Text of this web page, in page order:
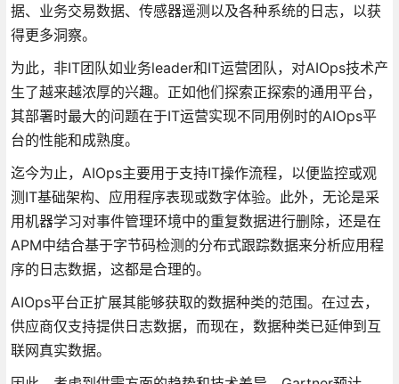
据、业务交易数据、传感器遥测以及各种系统的日志，以获
得更多洞察。
为此，非IT团队如业务leader和IT运营团队，对AIOps技术产
生了越来越浓厚的兴趣。正如他们探索正探索的通用平台，
其部署时最大的问题在于IT运营实现不同用例时的AIOps平
台的性能和成熟度。
迄今为止，AIOps主要用于支持IT操作流程，以便监控或观
测IT基础架构、应用程序表现或数字体验。此外，无论是采
用机器学习对事件管理环境中的重复数据进行删除，还是在
APM中结合基于字节码检测的分布式跟踪数据来分析应用程
序的日志数据，这都是合理的。
AIOps平台正扩展其能够获取的数据种类的范围。在过去，
供应商仅支持提供日志数据，而现在，数据种类已延伸到互
联网真实数据。